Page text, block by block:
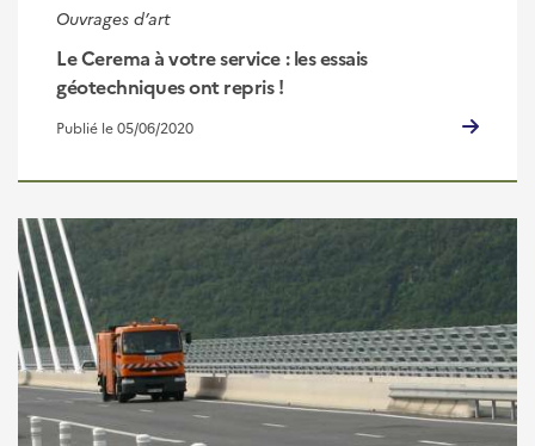
Ouvrages d’art
Le Cerema à votre service : les essais
géotechniques ont repris !
Publié le 05/06/2020